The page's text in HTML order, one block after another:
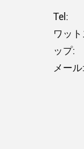
Tel:
ワッ
ップ:
メール: